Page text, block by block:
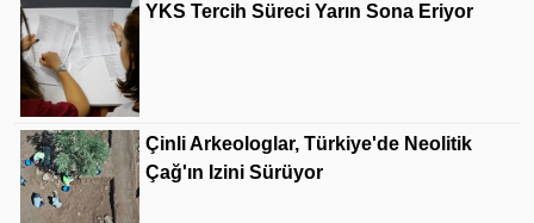
YKS Tercih Süreci Yarın Sona Eriyor
Çinli Arkeologlar, Türkiye'de Neolitik
Çağ'ın Izini Sürüyor